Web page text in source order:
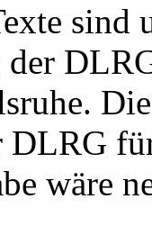
sind
wäre